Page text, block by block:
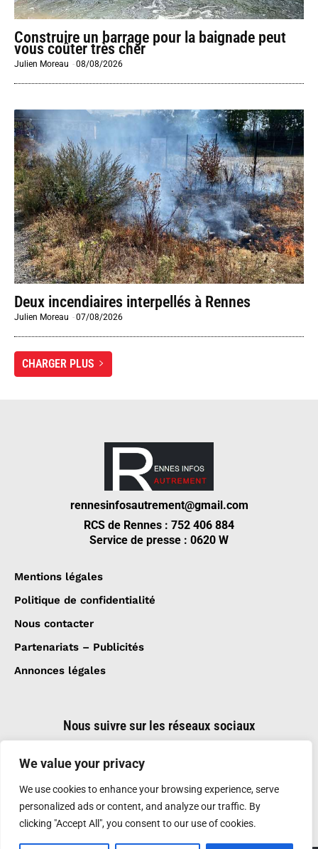
We value your privacy
We use cookies to enhance your browsing experience, serve
personalized ads or content, and analyze our traffic. By
clicking "Accept All", you consent to our use of cookies.
Construire un barrage pour la baignade peut
vous coûter très cher
Julien Moreau -08/08/2026
Deux incendiaires interpellés à Rennes
Julien Moreau -07/08/2026
CHARGER PLUS
rennesinfosautrement@gmail.com
RCS de Rennes : 752 406 884
Service de presse : 0620 W
Mentions légales
Politique de confidentialité
Nous contacter
Partenariats – Publicités
Annonces légales
Nous suivre sur les réseaux sociaux